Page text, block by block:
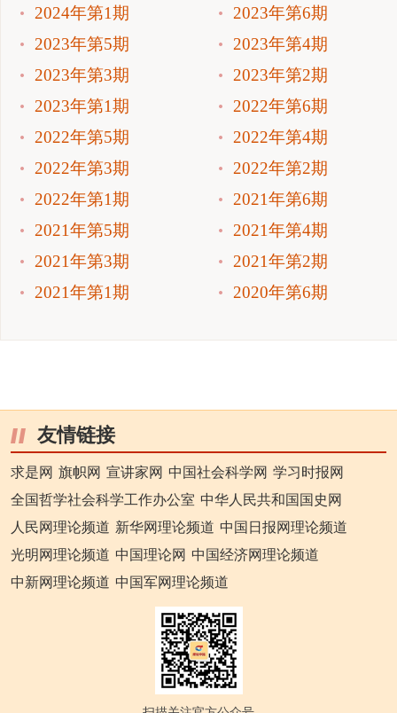
2024年第1期
2023年第6期
2023年第5期
2023年第4期
2023年第3期
2023年第2期
2023年第1期
2022年第6期
2022年第5期
2022年第4期
2022年第3期
2022年第2期
2022年第1期
2021年第6期
2021年第5期
2021年第4期
2021年第3期
2021年第2期
2021年第1期
2020年第6期
友情链接
求是网 旗帜网 宣讲家网 中国社会科学网 学习时报网
全国哲学社会科学工作办公室 中华人民共和国国史网
人民网理论频道 新华网理论频道 中国日报网理论频道
光明网理论频道 中国理论网 中国经济网理论频道
中新网理论频道 中国军网理论频道